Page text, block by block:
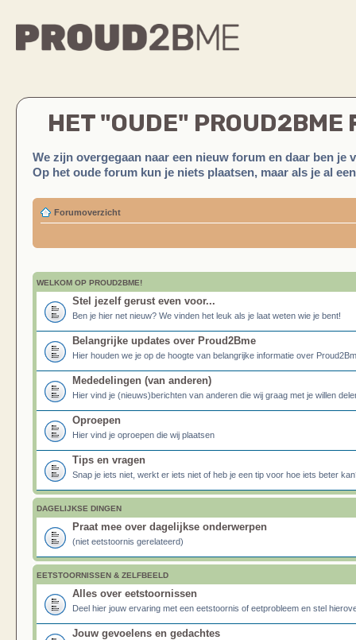
HET "OUDE" PROUD2BME
We zijn overgegaan naar een nieuw forum en daar ben je
Op het oude forum kun je niets plaatsen, maar als je al
Forumoverzicht
WELKOM OP PROUD2BME!
Stel jezelf gerust even voor...
Ben je hier net nieuw? We vinden het leuk als je laat weten wie je bent!
Belangrijke updates over Proud2Bme
Hier houden we je op de hoogte van belangrijke informatie over
Mededelingen (van anderen)
Hier vind je (nieuws)berichten van anderen die wij graag met je willen
Oproepen
Hier vind je oproepen die wij plaatsen
Tips en vragen
Snap je iets niet, werkt er iets niet of heb je een tip voor hoe iets beter
DAGELIJKSE DINGEN
Praat mee over dagelijkse onderwerpen
(niet eetstoornis gerelateerd)
EETSTOORNISSEN & ZELFBEELD
Alles over eetstoornissen
Deel hier jouw ervaring met een eetstoornis of eetprobleem en stel
Jouw gevoelens en gedachtes